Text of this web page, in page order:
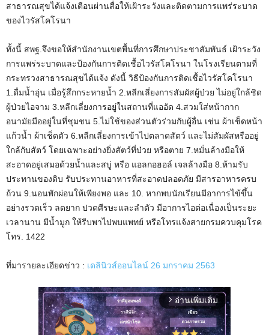
สาธารณสุขได้แจ้งเตือนผ่านสื่อให้เฝ้าระวังและติดตามการแพร่ระบาด
ของไวรัสโคโรนา
ทั้งนี้ สพฐ.จึงขอให้สำนักงานเขตพื้นที่การศึกษาประชาสัมพันธ์ เฝ้าระวัง
การแพร่ระบาดและป้องกันการติดเชื้อไวรัสโคโรนา ในโรงเรียนตามที่
กระทรวงสาธารณสุขได้แจ้ง ดังนี้ วิธีป้องกันการติดเชื้อไวรัสโคโรนา
1.ดื่มน้ำอุ่น เมื่อรู้สึกกระหายน้ำ 2.หลีกเลี่ยงการสัมผัสผู้ป่วย ไม่อยู่ใกล้ชิด
ผู้ป่วยไอจาม 3.หลีกเลี่ยงการอยู่ในสถานที่แออัด 4.สวมใส่หน้ากาก
อนามัยมืออยู่ในที่ชุมชน 5.ไม่ใช้ของส่วนตัวร่วมกับผู้อื่น เช่น ผ้าเช็ดหน้า
แก้วน้ำ ผ้าเช็ดตัว 6.หลีกเลี่ยงการเข้าไปตลาดสัตว์ และไม่สัมผัสหรืออยู่
ใกล้กับสัตว์ โดยเฉพาะอย่างยิ่งสัตว์ที่ป่วย หรือตาย 7.หมั่นล้างมือให้
สะอาดอยู่เสมอด้วยน้ำและสบู่ หรือ แอลกอฮอล์ เจลล้างมือ 8.ห้ามรับ
ประทานของดิบ รับประทานอาหารที่สะอาดปลอดภัย มีสารอาหารครบ
ถ้วน 9.นอนพักผ่อนให้เพียงพอ และ 10. หากพบนักเรียนมีอาการไข้ขึ้น
อย่างรวดเร็ว ลดยาก ปวดศีรษะและลำตัว มีอาการไอต่อเนื่องเป็นระยะ
เวลานาน มีน้ำมูก ให้รีบพาไปพบแพทย์ หรือโทรแจ้งสายกรมควบคุมโรค
โทร. 1422
ที่มารายละเอียดข่าว : เดลินิวส์ออนไลน์ 26 มกราคม 2563
arrow_forward_ios อ่านเพิ่มเติม